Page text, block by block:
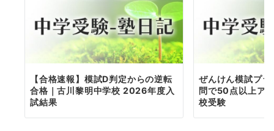
【合格速報】模試D判定からの逆転
合格｜古川黎明中学校 2026年度入
試結果
ぜんけん模試プ
問で50点以上ア
校受験